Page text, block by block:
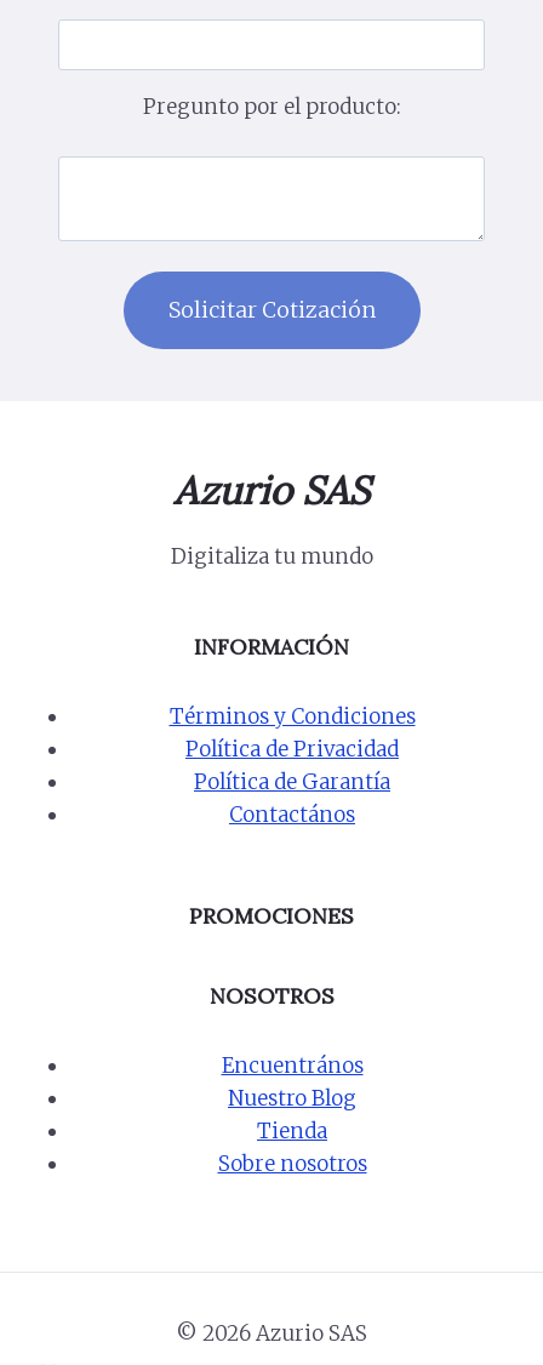
Pregunto por el producto:
Azurio SAS
Digitaliza tu mundo
INFORMACIÓN
Términos y Condiciones
Política de Privacidad
Política de Garantía
Contactános
PROMOCIONES
NOSOTROS
Encuentrános
Nuestro Blog
Tienda
Sobre nosotros
© 2026 Azurio SAS